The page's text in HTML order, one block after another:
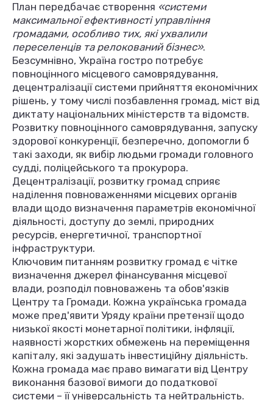
План передбачає створення «системи
максимальної ефективності управління
громадами, особливо тих, які ухвалили
переселенців та релокований бізнес».
Безсумнівно, Україна гостро потребує
повноцінного місцевого самоврядування,
децентралізації системи прийняття економічних
рішень, у тому числі позбавлення громад, міст від
диктату національних міністерств та відомств.
Розвитку повноцінного самоврядування, запуску
здорової конкуренції, безперечно, допомогли б
такі заходи, як вибір людьми громади головного
судді, поліцейського та прокурора.
Децентралізації, розвитку громад сприяє
наділення повноваженнями місцевих органів
влади щодо визначення параметрів економічної
діяльності, доступу до землі, природних
ресурсів, енергетичної, транспортної
інфраструктури.
Ключовим питанням розвитку громад є чітке
визначення джерел фінансування місцевої
влади, розподіл повноважень та обов'язків
Центру та Громади. Кожна українська громада
може пред'явити Уряду країни претензії щодо
низької якості монетарної політики, інфляції,
наявності жорстких обмежень на переміщення
капіталу, які задушать інвестиційну діяльність.
Кожна громада має право вимагати від Центру
виконання базової вимоги до податкової
системи – її універсальність та нейтральність.